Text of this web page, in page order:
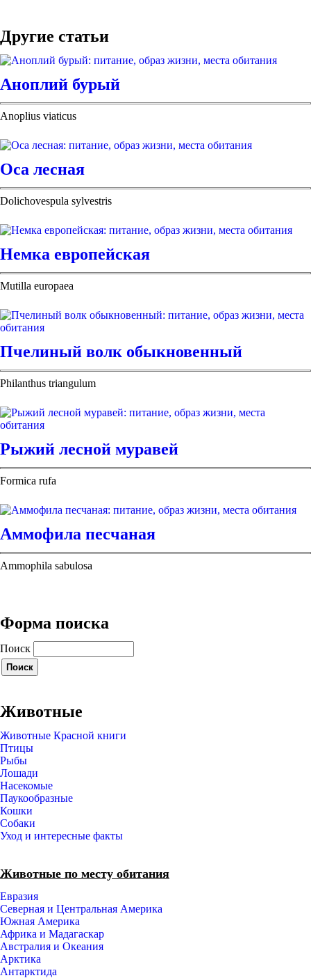
Другие статьи
Аноплий бурый
Anoplius viaticus
Оса лесная
Dolichovespula sylvestris
Немка европейская
Mutilla europaea
Пчелиный волк обыкновенный
Philanthus triangulum
Рыжий лесной муравей
Formica rufa
Аммофила песчаная
Ammophila sabulosa
Форма поиска
Поиск
Животные
Животные Красной книги
Птицы
Рыбы
Лошади
Насекомые
Паукообразные
Кошки
Собаки
Уход и интересные факты
Животные по месту обитания
Евразия
Северная и Центральная Америка
Южная Америка
Африка и Мадагаскар
Австралия и Океания
Арктика
Антарктида